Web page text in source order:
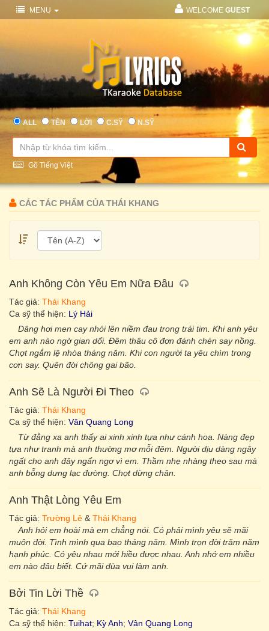
MENU WELCOME GUEST
ALL TÊN LỜI C.SỸ N.SỸ
Gõ Tiếng Việt
CÁC TÁC PHẨM CỦA THÁI KHANG
Anh Không Còn Yêu Em Nữa Đâu
Tác giả: Thái Khang
Ca sỹ thể hiện: Lý Hải
Dâng hơi men cay nhói lên niềm đau trong trái tim. Khi anh yêu
em anh nào ngờ gian dối. Ðêm thâu cô đơn đánh chén say nồng.
Chợt ngắm lệ nhòa tháng năm. Khi con người ta yêu chìm trong
cơn say. Quên đời chông gai bão.
Anh Sẽ Là Người Đi Theo
Tác giả: Thái Khang
Ca sỹ thể hiện: Vân Quang Long
Từ đằng xa anh thấy ai xinh xinh tựa như cánh hoa. Nàng đẹp
tựa như tranh mà anh thường mơ mỗi đêm. Người dịu dàng ngây
ngất cho anh đây ngẩn ngơ vì em. Thầm nhẹ nhàng theo sau mà
anh bỗng dưng lạc đường. Chợt dừng chân.
Anh Thật Lòng Yêu Em
Tác giả: Trường Lê & Thái Khang
Anh hỏi em hoài mà em chẳng nói. Có phải mình yêu sẽ mãi
muôn đời. Tình mình qua bao tháng năm. Mình trọn đời trăm năm
hạnh phúc. Có yêu nhau mới hiều được nhau. Anh nhớ em nhiều
em nào đâu biết. Cứ mãi đùa vui làm anh.
Bởi Tin Lời Thề
Tác giả: Thái Khang
Ca sỹ thể hiện: Tuihat; Kỳ Anh; Vân Quang Long